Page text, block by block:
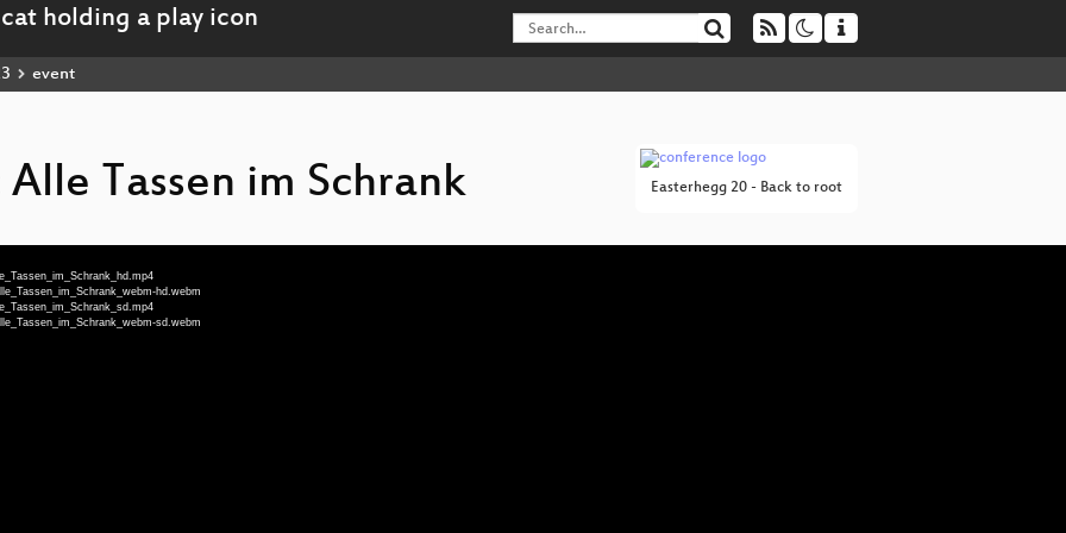
event
Easterhegg 20 - Back to root
Tassen im Schrank
hd.webm
sd.webm